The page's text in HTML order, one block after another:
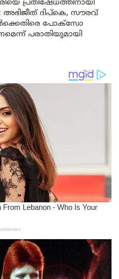
പ്രതിഷേധത്തിനായി
ദിപ്കെ, സൗരവ്
പോക്സോ
പരാതിയുമായി